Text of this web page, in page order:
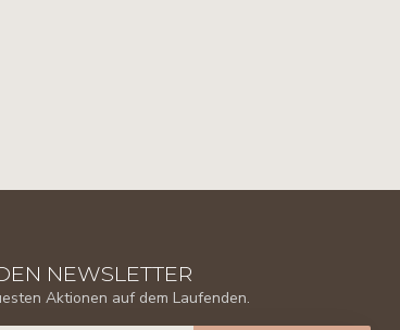
NEWSLETTER
Aktionen auf dem Laufenden.